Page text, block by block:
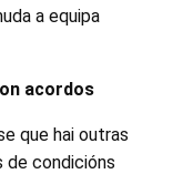
a equipa
acordos
que hai outras
de condicións